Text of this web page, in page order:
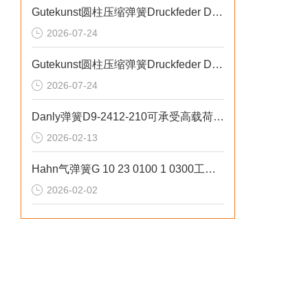
Gutekunst圆柱压缩弹簧Druckfeder D-252A-06技术优势
2026-07-24
Gutekunst圆柱压缩弹簧Druckfeder D-252A-06去应力回火热处理工艺
2026-07-24
Danly弹簧D9-2412-210可承受高载荷波动
2026-02-13
Hahn气弹簧G 10 23 0100 1 0300工业精密支撑
2026-02-02